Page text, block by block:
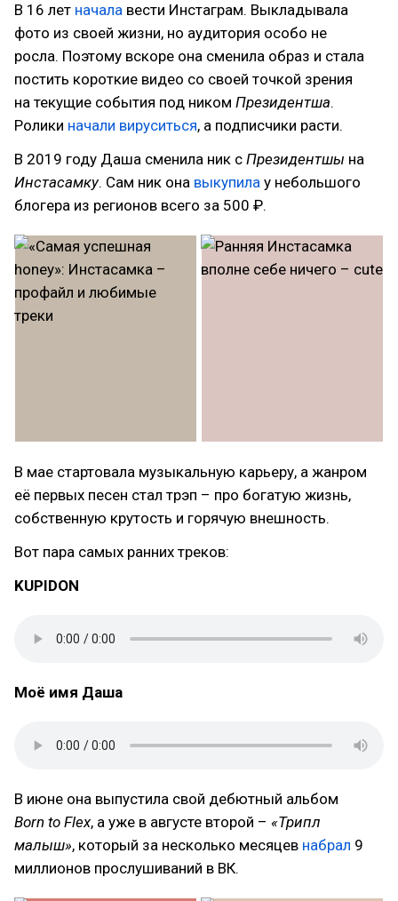
В 16 лет начала вести Инстаграм. Выкладывала
фото из своей жизни, но аудитория особо не
росла. Поэтому вскоре она сменила образ и стала
постить короткие видео со своей точкой зрения
на текущие события под ником Президентша.
Ролики начали вируситься, а подписчики расти.
В 2019 году Даша сменила ник с Президентшы на
Инстасамку. Сам ник она выкупила у небольшого
блогера из регионов всего за 500 ₽.
В мае стартовала музыкальную карьеру, а жанром
её первых песен стал трэп – про богатую жизнь,
собственную крутость и горячую внешность.
Вот пара самых ранних треков:
KUPIDON
Моё имя Даша
В июне она выпустила свой дебютный альбом
Born to Flex, а уже в августе второй – «Трипл
малыш», который за несколько месяцев набрал 9
миллионов прослушиваний в ВК.